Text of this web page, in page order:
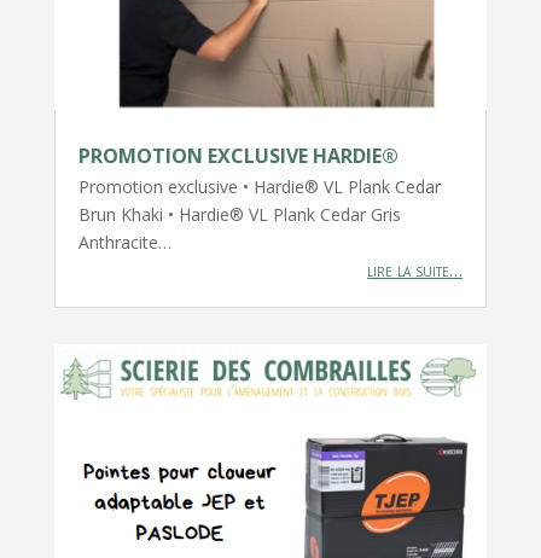
PROMOTION EXCLUSIVE HARDIE®
Promotion exclusive • Hardie® VL Plank Cedar
Brun Khaki • Hardie® VL Plank Cedar Gris
Anthracite…
lire la suite…